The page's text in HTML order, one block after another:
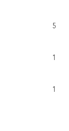
5
1
1